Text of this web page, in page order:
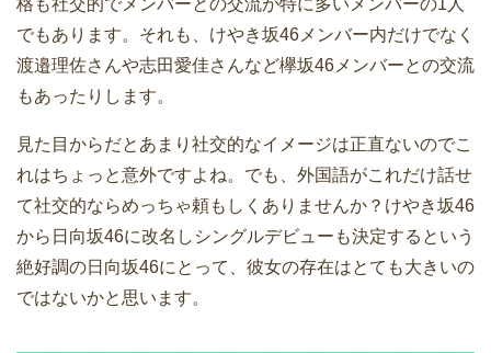
格も社交的でメンバーとの交流が特に多いメンバーの1人
でもあります。それも、けやき坂46メンバー内だけでなく
渡邉理佐さんや志田愛佳さんなど欅坂46メンバーとの交流
もあったりします。
見た目からだとあまり社交的なイメージは正直ないのでこ
れはちょっと意外ですよね。でも、外国語がこれだけ話せ
て社交的ならめっちゃ頼もしくありませんか？けやき坂46
から日向坂46に改名しシングルデビューも決定するという
絶好調の日向坂46にとって、彼女の存在はとても大きいの
ではないかと思います。